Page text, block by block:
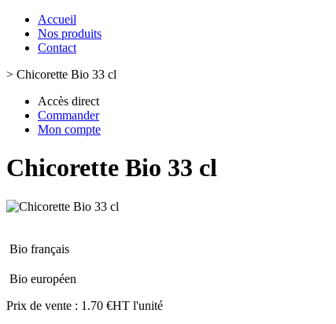
Accueil
Nos produits
Contact
> Chicorette Bio 33 cl
Accès direct
Commander
Mon compte
Chicorette Bio 33 cl
Bio français
Bio européen
Prix de vente : 1.70 €HT l'unité